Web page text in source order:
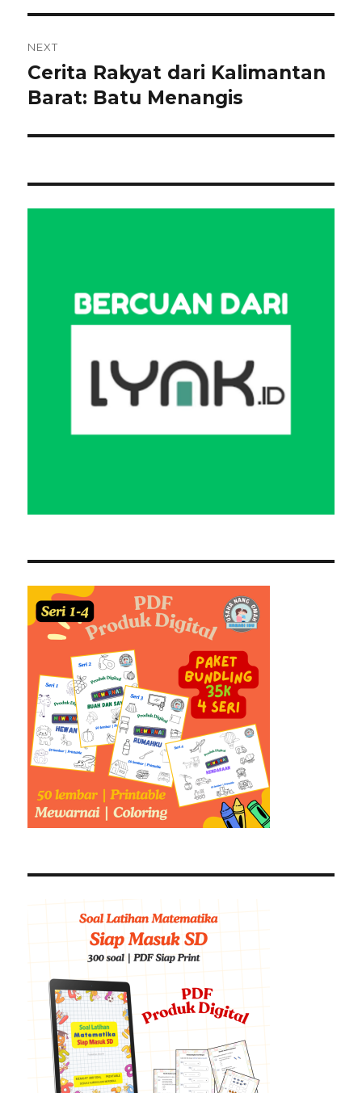
NEXT
Next
post:
Cerita Rakyat dari Kalimantan
Barat: Batu Menangis